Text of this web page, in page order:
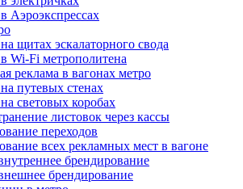
Аэроэкспрессах
щитах эскалаторного свода
Wi-Fi метрополитена
реклама в вагонах метро
путевых стенах
световых коробах
листовок через кассы
переходов
всех рекламных мест в вагоне
брендирование
брендирование